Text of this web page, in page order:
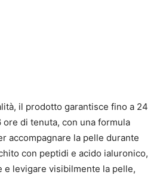
il prodotto garantisce fino a 24
di tenuta, con una formula
accompagnare la pelle durante
con peptidi e acido ialuronico,
e levigare visibilmente la pelle,